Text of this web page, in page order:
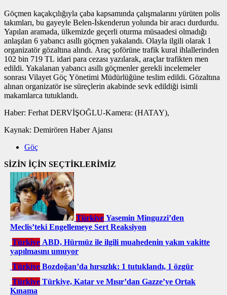
Göçmen kaçakçılığıyla çaba kapsamında çalışmalarını yürüten polis
takımları, bu gayeyle Belen-İskenderun yolunda bir aracı durdurdu.
Yapılan aramada, ülkemizde geçerli oturma müsaadesi olmadığı
anlaşılan 6 yabancı asıllı göçmen yakalandı. Olayla ilgili olarak 1
organizatör gözaltına alındı. Araç şoförüne trafik kural ihlallerinden
102 bin 719 TL idari para cezası yazılarak, araçlar trafikten men
edildi. Yakalanan yabancı asıllı göçmenler gerekli incelemeler
sonrası Vilayet Göç Yönetimi Müdürlüğüne teslim edildi. Gözaltına
alınan organizatör ise süreçlerin akabinde sevk edildiği isimli
makamlarca tutuklandı.
Haber: Ferhat DERVİŞOĞLU-Kamera: (HATAY),
Kaynak: Demirören Haber Ajansı
Göç
SİZİN İÇİN SEÇTİKLERİMİZ
Türkiye Yasemin Minguzzi’den
Meclis’teki Engellemeye Sert Reaksiyon
Türkiye ABD, Hürmüz ile ilgili muahedenin yakın vakitte
yapılmasını umuyor
Türkiye Bozdoğan’da hırsızlık: 1 tutuklandı, 1 özgür
Türkiye Türkiye, Katar ve Mısır’dan Gazze’ye Ortak
Kınama